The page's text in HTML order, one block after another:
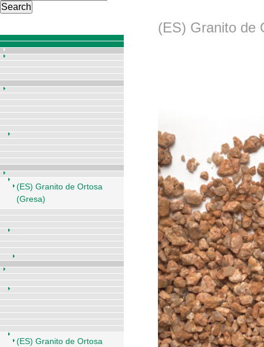
(ES) Granito de
Search
(ES) Granito de Ortosa
(Gresa)
(ES) Granito de Ortosa